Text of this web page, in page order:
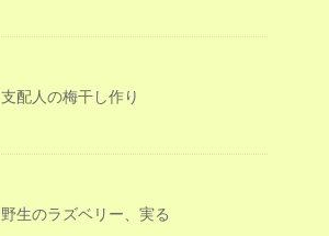
支配人の梅干し作り
野生のラズベリー、実る